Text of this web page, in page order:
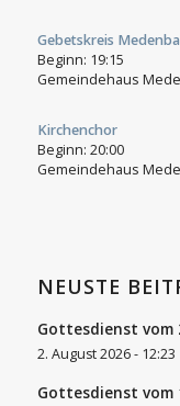
Gebetskreis
Beginn: 19:15
Gemeindehaus
Kirchenchor
Beginn: 20:00
Gemeindehaus
NEUSTE
Gottesdienst vom
2. August 2026 - 12:23
Gottesdienst vom